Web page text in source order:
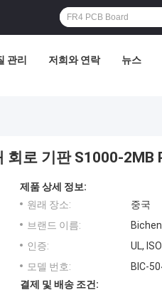
관리 저희와 연락 뉴스
회로 기판 S1000-2MB
제품 상세 정보:
원래 장소:
중국
브랜드 이름:
인증:
UL,
모델 번호:
BIC-
결제 및 배송 조건: